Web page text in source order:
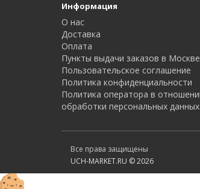
Информация
О нас
Доставка
Оплата
Пункты выдачи заказов в Москве
Пользовательское соглашение
Политика конфиденциальности
Политика оператора в
обработки персональных данных
Все права защищены
UCH-MARKET.RU © 2026